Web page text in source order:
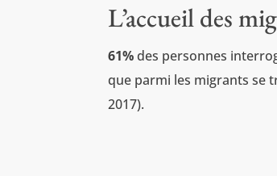
L’accueil des
61% des personnes
que parmi les migrants se
2017).